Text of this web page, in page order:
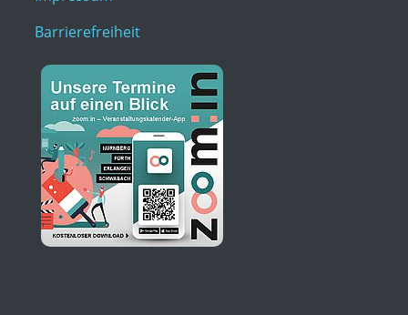
Barrierefreiheit